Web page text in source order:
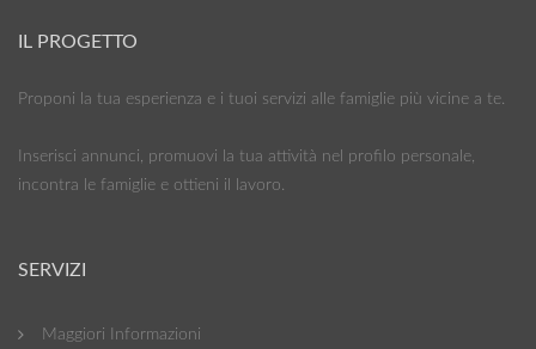
IL PROGETTO
Proponi la tua esperienza e i tuoi servizi alle famiglie più vicine a te.
Inserisci annunci, promuovi la tua attività nel profilo personale,
incontra le famiglie e ottieni il lavoro.
SERVIZI
Maggiori Informazioni